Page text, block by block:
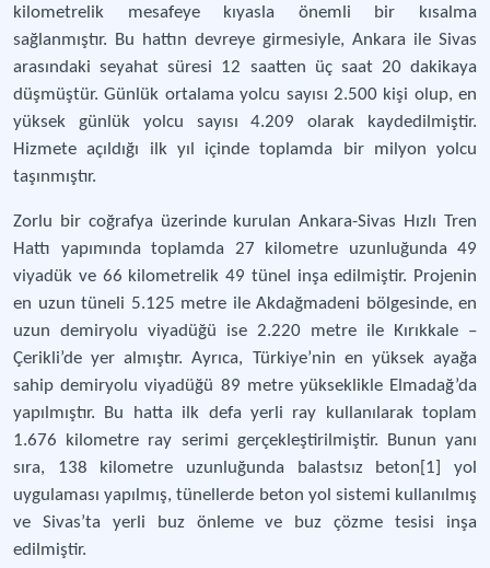
kilometrelik mesafeye kıyasla önemli bir kısalma
sağlanmıştır. Bu hattın devreye girmesiyle, Ankara ile Sivas
arasındaki seyahat süresi 12 saatten üç saat 20 dakikaya
düşmüştür. Günlük ortalama yolcu sayısı 2.500 kişi olup, en
yüksek günlük yolcu sayısı 4.209 olarak kaydedilmiştir.
Hizmete açıldığı ilk yıl içinde toplamda bir milyon yolcu
taşınmıştır.
Zorlu bir coğrafya üzerinde kurulan Ankara-Sivas Hızlı Tren
Hattı yapımında toplamda 27 kilometre uzunluğunda 49
viyadük ve 66 kilometrelik 49 tünel inşa edilmiştir. Projenin
en uzun tüneli 5.125 metre ile Akdağmadeni bölgesinde, en
uzun demiryolu viyadüğü ise 2.220 metre ile Kırıkkale –
Çerikli’de yer almıştır. Ayrıca, Türkiye’nin en yüksek ayağa
sahip demiryolu viyadüğü 89 metre yükseklikle Elmadağ’da
yapılmıştır. Bu hatta ilk defa yerli ray kullanılarak toplam
1.676 kilometre ray serimi gerçekleştirilmiştir. Bunun yanı
sıra, 138 kilometre uzunluğunda balastsız beton[1] yol
uygulaması yapılmış, tünellerde beton yol sistemi kullanılmış
ve Sivas’ta yerli buz önleme ve buz çözme tesisi inşa
edilmiştir.